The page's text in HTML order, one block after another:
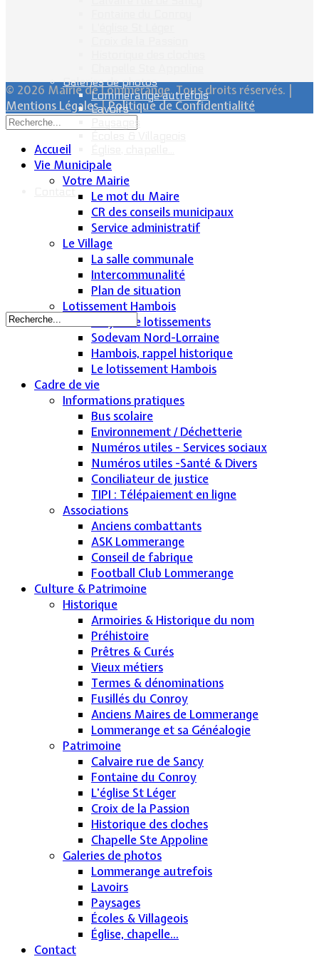
Galeries de photos
Lommerange autrefois
Lavoirs
Paysages
© 2026 Mairie de Lommerange. Tous droits réservés. |
Mentions Légales|Politique de Confidentialité
Accueil
Vie Municipale
Votre Mairie
Le mot du Maire
CR des conseils municipaux
Service administratif
Le Village
La salle communale
Intercommunalité
Plan de situation
Lotissement Hambois
Projet de lotissements
Sodevam Nord-Lorraine
Hambois, rappel historique
Le lotissement Hambois
Cadre de vie
Informations pratiques
Bus scolaire
Environnement / Déchetterie
Numéros utiles - Services sociaux
Numéros utiles -Santé & Divers
Conciliateur de justice
TIPI : Télépaiement en ligne
Associations
Anciens combattants
ASK Lommerange
Conseil de fabrique
Football Club Lommerange
Culture & Patrimoine
Historique
Armoiries & Historique du nom
Préhistoire
Prêtres & Curés
Vieux métiers
Termes & dénominations
Fusillés du Conroy
Anciens Maires de Lommerange
Lommerange et sa Généalogie
Patrimoine
Calvaire rue de Sancy
Fontaine du Conroy
L'église St Léger
Croix de la Passion
Historique des cloches
Chapelle Ste Appoline
Galeries de photos
Lommerange autrefois
Lavoirs
Paysages
Écoles & Villageois
Église, chapelle...
Contact